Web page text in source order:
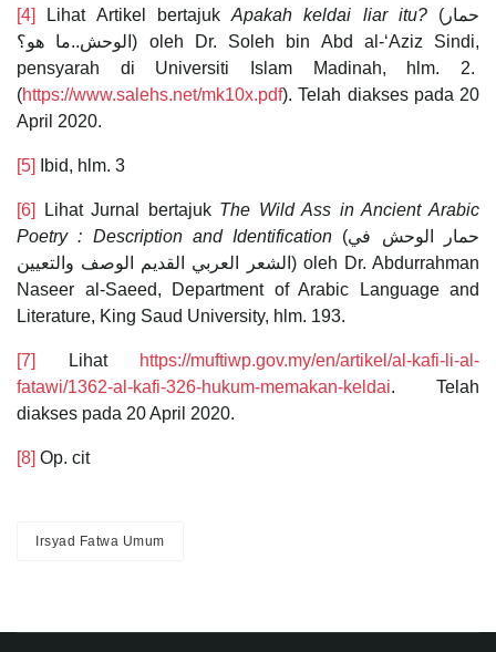
[4] Lihat Artikel bertajuk Apakah keldai liar itu?(حمار
الوحش..ما هو؟) oleh Dr. Soleh bin Abd al-‘Aziz Sindi,
pensyarah di Universiti Islam Madinah, hlm. 2.
(https://www.salehs.net/mk10x.pdf). Telah diakses pada 20
April 2020.
[5] Ibid, hlm. 3
[6] Lihat Jurnal bertajuk The Wild Ass in Ancient Arabic
Poetry : Description and Identification (حمار الوحش في
الشعر العربي القديم الوصف والتعيين) oleh Dr. Abdurrahman
Naseer al-Saeed, Department of Arabic Language and
Literature, King Saud University, hlm. 193.
[7] Lihat
https://muftiwp.gov.my/en/artikel/al-kafi-li-al-
fatawi/1362-al-kafi-326-hukum-memakan-keldai. Telah
diakses pada 20 April 2020.
[8] Op. cit
Irsyad Fatwa Umum